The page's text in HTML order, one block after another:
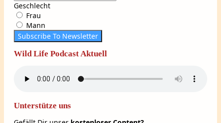
Geschlecht
Frau
Mann
Subscribe To Newsletter
Wild Life Podcast Aktuell
Unterstütze uns